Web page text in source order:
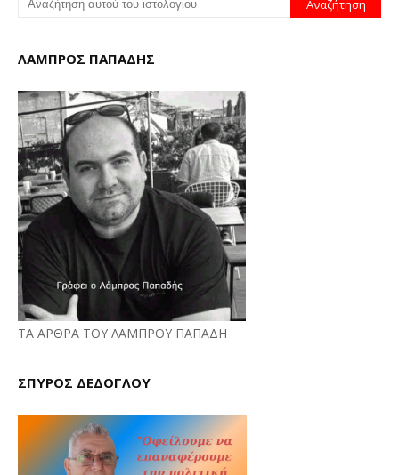
ΛΑΜΠΡΟΣ ΠΑΠΑΔΗΣ
ΤΑ ΑΡΘΡΑ ΤΟΥ ΛΑΜΠΡΟΥ ΠΑΠΑΔΗ
ΣΠΥΡΟΣ ΔΕΔΟΓΛΟΥ